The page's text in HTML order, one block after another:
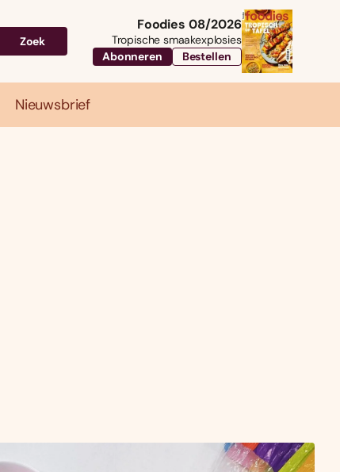
Zoek
Foodies 08/2026
Tropische smaakexplosies
Abonneren
Bestellen
Nieuwsbrief